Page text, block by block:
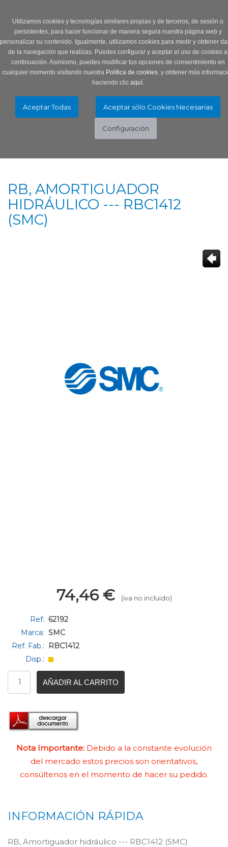
Utilizamos cookies y tecnologías similares propias y de terceros, de sesión o
persistentes, para hacer funcionar de manera segura nuestra página web y
personalizar su contenido. Igualmente, utilizamos cookies para medir y obtener
de la navegación que realizas. Puedes configurar y aceptar el uso de cookies a
continuación. Asimismo, puedes modificar tus opciones de consentimiento en
cualquier momento visitando nuestra Política de cookies.y obtener más
haciendo clic aquí.
RB, AMORTIGUADOR
HIDRÁULICO --- RBC1412
(SMC)
74,46 € (iva no incluido)
Ref: 62192
Marca: SMC
Ref. Fab.:
RBC1412
Disp.:
AÑADIR AL CARRITO
Nota Importante: Debido a la constante evolución
del mercado estos precios son orientativos,
consúltenos en el momento de hacer su pedido.
INFORMACIÓN RÁPIDA
RB, Amortiguador hidráulico --- RBC1412 (SMC)